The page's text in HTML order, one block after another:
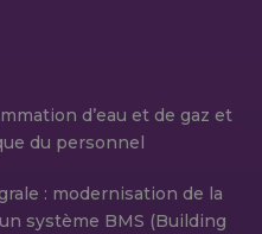
d’eau et de gaz et
du personnel
: modernisation de la
système BMS (Building